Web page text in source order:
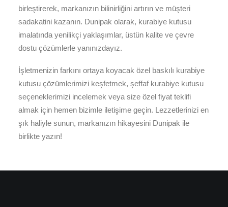
birleştirerek, markanızın bilinirliğini artırın ve müşteri
sadakatini kazanın. Dunipak olarak, kurabiye kutusu
imalatında yenilikçi yaklaşımlar, üstün kalite ve çevre
dostu çözümlerle yanınızdayız.
İşletmenizin farkını ortaya koyacak özel baskılı kurabiye
kutusu çözümlerimizi keşfetmek, şeffaf kurabiye kutusu
seçeneklerimizi incelemek veya size özel fiyat teklifi
almak için hemen bizimle iletişime geçin. Lezzetlerinizi en
şık haliyle sunun, markanızın hikayesini Dunipak ile
birlikte yazın!